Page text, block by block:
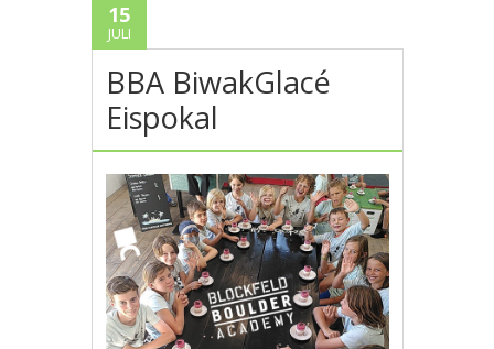
15
JULI
BBA BiwakGlacé
Eispokal